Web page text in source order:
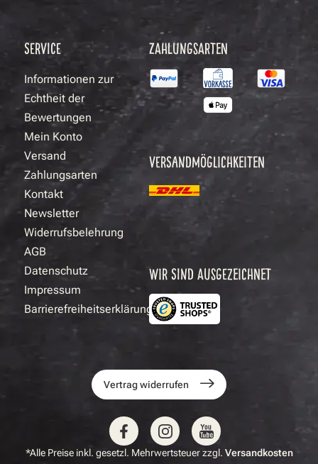
SERVICE
Informationen zur
Echtheit der
Bewertungen
Mein Konto
Versand
Zahlungsarten
Kontakt
Newsletter
Widerrufsbelehrung
AGB
Datenschutz
Impressum
Barrierefreiheitserklärung
ZAHLUNGSARTEN
VERSANDMÖGLICHKEITEN
WIR SIND AUSGEZEICHNET
Vertrag widerrufen
*Alle Preise inkl. gesetzl. Mehrwertsteuer zzgl. Versandkosten